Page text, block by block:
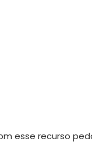
esse recurso